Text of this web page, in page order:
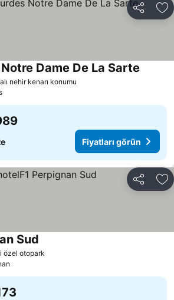
Paylaş
nehir kenarı konumu
Dame De La Sarte
Fiyatları görün
Paylaş
özel otopark
Sud